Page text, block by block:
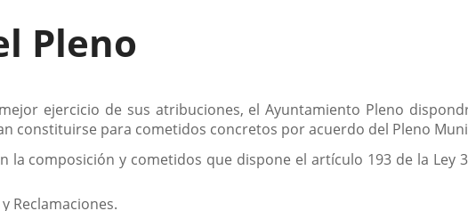
Pleno
ejercicio de sus atribuciones, el Ayuntamiento Pleno
constituirse para cometidos concretos por acuerdo del Pleno
la composición y cometidos que dispone el artículo 193 de la
Reclamaciones.